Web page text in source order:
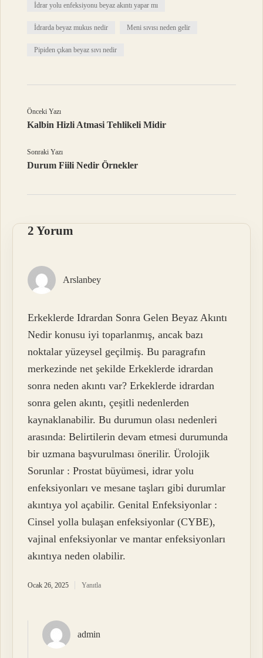
İdrar yolu enfeksiyonu beyaz akıntı yapar mı
İdrarda beyaz mukus nedir Meni sıvısı neden gelir
Pipiden çıkan beyaz sıvı nedir
Önceki Yazı
Kalbin Hizli Atmasi Tehlikeli Midir
Sonraki Yazı
Durum Fiili Nedir Örnekler
2 Yorum
Arslanbey
Erkeklerde Idrardan Sonra Gelen Beyaz Akıntı
Nedir konusu iyi toparlanmış, ancak bazı
noktalar yüzeysel geçilmiş. Bu paragrafın
merkezinde net şekilde Erkeklerde idrardan
sonra neden akıntı var? Erkeklerde idrardan
sonra gelen akıntı, çeşitli nedenlerden
kaynaklanabilir. Bu durumun olası nedenleri
arasında: Belirtilerin devam etmesi durumunda
bir uzmana başvurulması önerilir. Ürolojik
Sorunlar : Prostat büyümesi, idrar yolu
enfeksiyonları ve mesane taşları gibi durumlar
akıntıya yol açabilir. Genital Enfeksiyonlar :
Cinsel yolla bulaşan enfeksiyonlar (CYBE),
vajinal enfeksiyonlar ve mantar enfeksiyonları
akıntıya neden olabilir.
Ocak 26, 2025 Yanıtla
admin